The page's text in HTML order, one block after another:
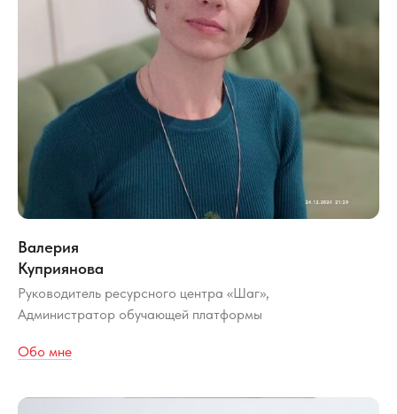
Валерия
Куприянова
Руководитель ресурсного центра «Шаг»,
Администратор обучающей платформы
Обо мне